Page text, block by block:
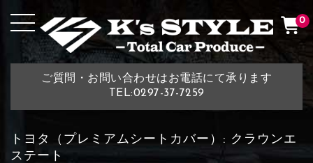
ご質問・お問い合わせはお電話にて承ります
TEL:0297-37-7259
0
トヨタ（プレミアムシートカバー）: クラウンエ
ステート